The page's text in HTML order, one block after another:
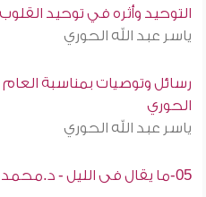
التوحيد وأثره في توحيد
ياسر عبد الله الحوري
رسائل وتوصيات بمناسبة العام
الحوري
ياسر عبد الله الحوري
05-ما يقال فى الليل - د.محمد إسماعيل المقدم